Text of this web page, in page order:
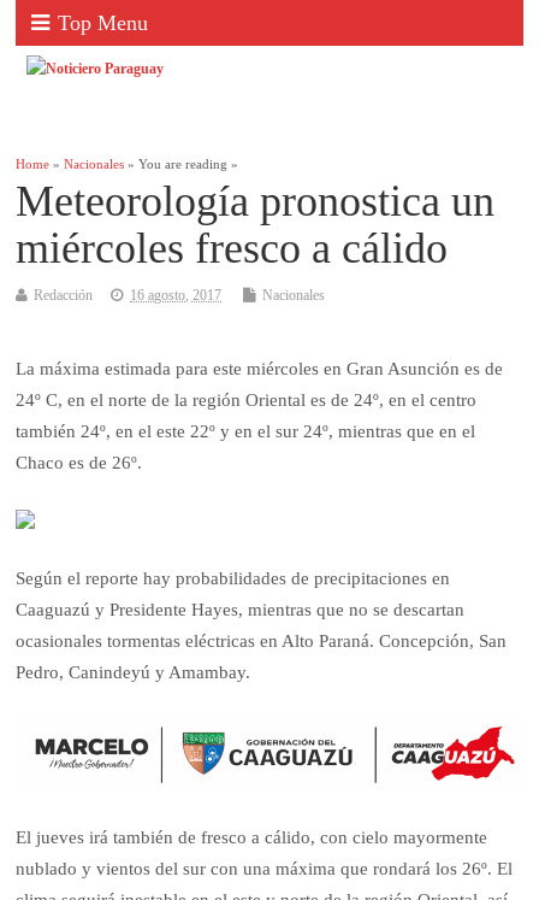
Top Menu
Home »Nacionales » You are reading »
Meteorología pronostica un
miércoles fresco a cálido
Redacción 16 agosto, 2017 Nacionales
La máxima estimada para este miércoles en Gran Asunción es de
24º C, en el norte de la región Oriental es de 24º, en el centro
también 24º, en el este 22º y en el sur 24º, mientras que en el
Chaco es de 26º.
Según el reporte hay probabilidades de precipitaciones en
Caaguazú y Presidente Hayes, mientras que no se descartan
ocasionales tormentas eléctricas en Alto Paraná. Concepción, San
Pedro, Canindeyú y Amambay.
El jueves irá también de fresco a cálido, con cielo mayormente
nublado y vientos del sur con una máxima que rondará los 26º. El